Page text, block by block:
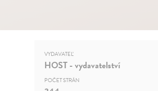
VYDAVATEĽ
HOST - vydavatelství
POČET STRÁN